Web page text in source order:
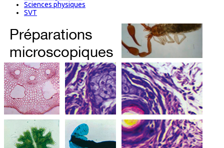
Sciences physiques
SVT